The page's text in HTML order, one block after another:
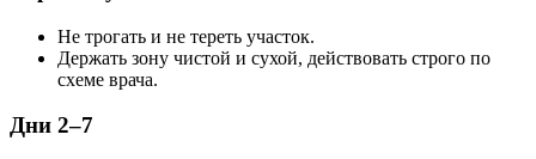
Не трогать и не тереть участок.
Держать зону чистой и сухой, действовать строго по
схеме врача.
Дни 2–7